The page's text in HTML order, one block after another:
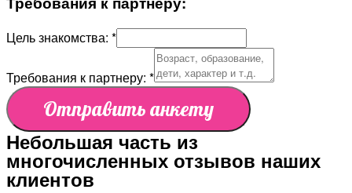
Цель знакомства: *
Требования к партнеру: *
Отправить анкету
Небольшая часть из
многочисленных отзывов наших
клиентов